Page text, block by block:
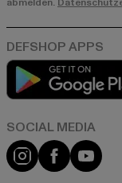
abmelden.
Instagram
Facebook